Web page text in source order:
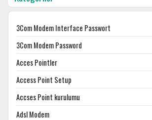
3Com Modem Interface Passwort
3Com Modem Password
Acces Pointler
Access Point Setup
Accses Point kurulumu
Adsl Modem